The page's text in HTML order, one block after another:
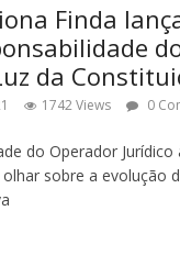
Finda
da
1742 Views 0
do Operador Jurídico
sobre a evolução